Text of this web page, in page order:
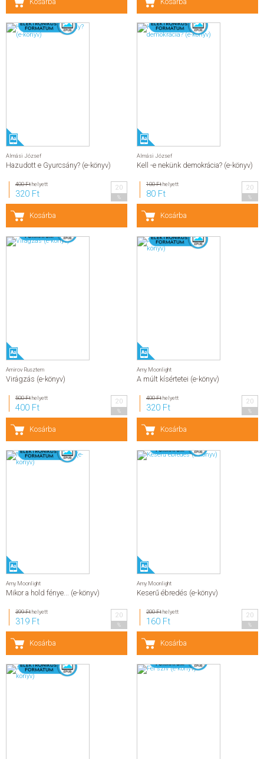
Almási József
Hazudott e Gyurcsány? (e-könyv)
400 Fthelyett
320 Ft
20
Kosárba
Almási József
Kell -e nekünk demokrácia? (e-könyv)
100 Fthelyett
80 Ft
20
Kosárba
Amirov Rusztem
Virágzás (e-könyv)
500 Fthelyett
400 Ft
20
Kosárba
Amy Moonlight
A múlt kísértetei (e-könyv)
400 Fthelyett
320 Ft
20
Kosárba
Amy Moonlight
Mikor a hold fénye... (e-könyv)
399 Fthelyett
319 Ft
20
Kosárba
Amy Moonlight
Keserű ébredés (e-könyv)
200 Fthelyett
160 Ft
20
Kosárba